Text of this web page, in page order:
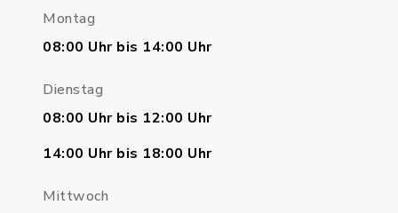
Montag
08:00 Uhr bis 14:00 Uhr
Dienstag
08:00 Uhr bis 12:00 Uhr
14:00 Uhr bis 18:00 Uhr
Mittwoch